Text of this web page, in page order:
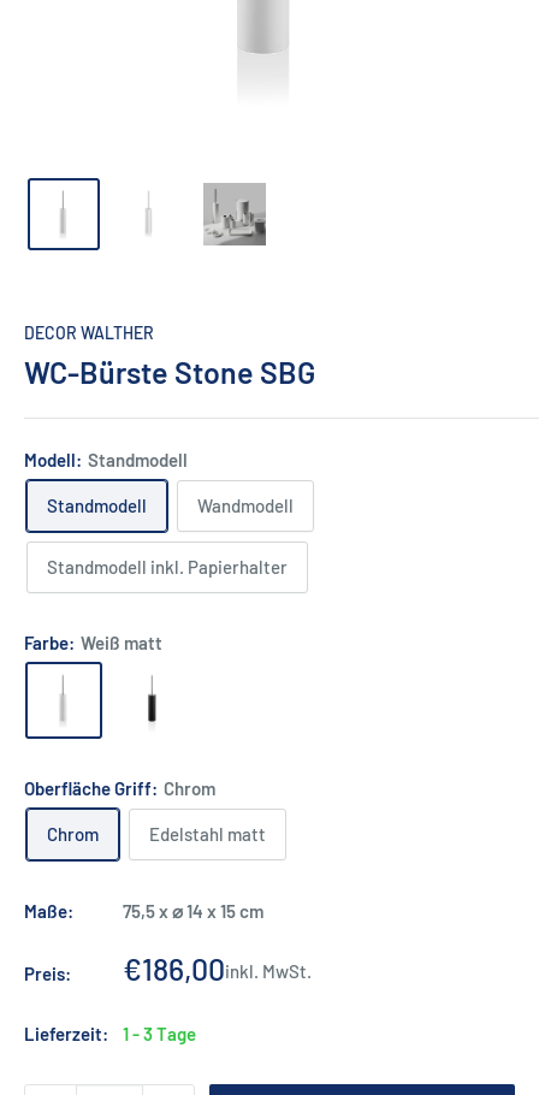
DECOR WALTHER
WC-Bürste Stone SBG
Modell: Standmodell
Standmodell Wandmodell
Standmodell inkl. Papierhalter
Farbe: Weiß matt
Oberfläche Griff: Chrom
Chrom Edelstahl matt
Maße: 75,5 x ⌀ 14 x 15 cm
Preis: Sonderpreis
€186,00inkl. MwSt.
Lieferzeit: 1 - 3 Tage